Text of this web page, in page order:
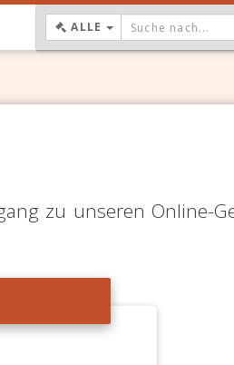
ALLE DROPDOWN:
zu unseren Online-